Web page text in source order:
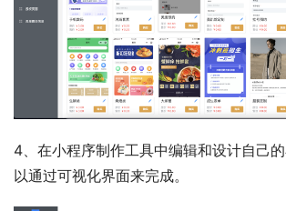
4、在小程序制作工具中编辑和设计自己
以通过可视化界面来完成。